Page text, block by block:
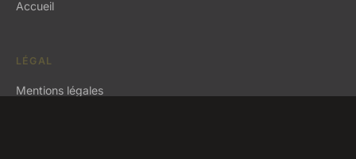
Accueil
LÉGAL
Mentions légales